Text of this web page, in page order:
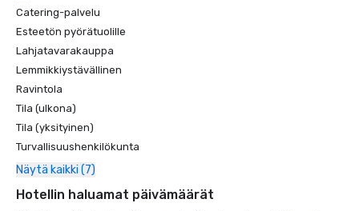
Catering-palvelu
Esteetön pyörätuolille
Lahjatavarakauppa
Lemmikkiystävällinen
Ravintola
Tila (ulkona)
Tila (yksityinen)
Turvallisuushenkilökunta
Näytä kaikki (7)
Hotellin haluamat päivämäärät